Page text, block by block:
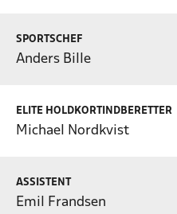
SPORTSCHEF
Anders Bille
ELITE HOLDKORTINDBERETTER
Michael Nordkvist
ASSISTENT
Emil Frandsen